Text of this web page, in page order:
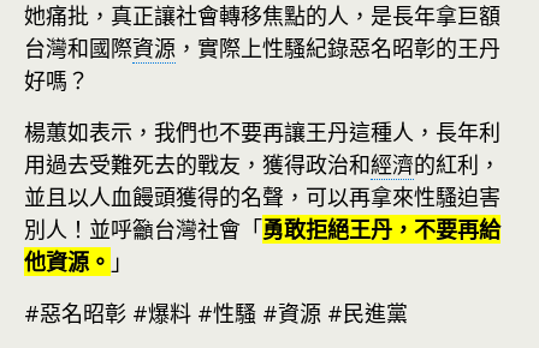
她痛批，真正讓社會轉移焦點的人，是長年拿巨額
台灣和國際資源 ，實際上性騷紀錄惡名昭彰的王丹
好嗎？
楊蕙如表示，我們也不要再讓王丹這種人，長年利
用過去受難死去的戰友，獲得政治和經濟的紅利，
並且以人血饅頭獲得的名聲，可以再拿來性騷迫害
別人！並呼籲台灣社會「勇敢拒絕王丹，不要再給
他資源。 」
#惡名昭彰 #爆料 #性騷 #資源 #民進黨